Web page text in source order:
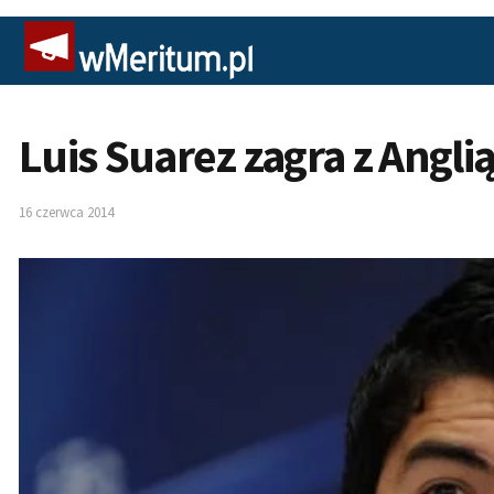
Luis Suarez zagra z
16 czerwca 2014